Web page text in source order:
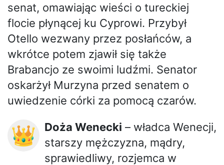
senat, omawiając wieści o tureckiej
flocie płynącej ku Cyprowi. Przybył
Otello wezwany przez posłańców, a
wkrótce potem zjawił się także
Brabancjo ze swoimi ludźmi. Senator
oskarżył Murzyna przed senatem o
uwiedzenie córki za pomocą czarów.
👑 Doża Wenecki – władca Wenecji,
starszy mężczyzna, mądry,
sprawiedliwy, rozjemca w